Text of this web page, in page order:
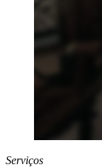
Serviços